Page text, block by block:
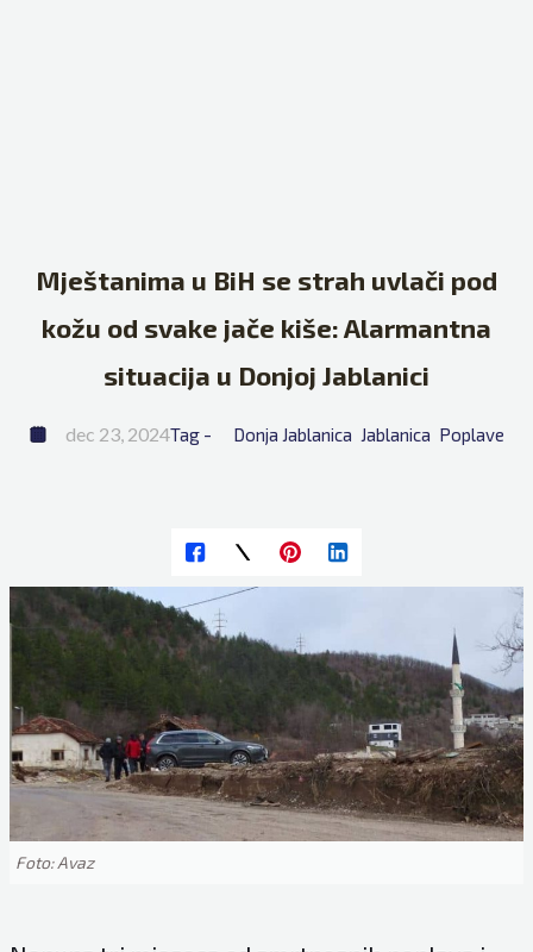
Mještanima u BiH se strah uvlači pod
kožu od svake jače kiše: Alarmantna
situacija u Donjoj Jablanici
dec 23, 2024Tag - Donja Jablanica Jablanica Poplave
Foto: Avaz